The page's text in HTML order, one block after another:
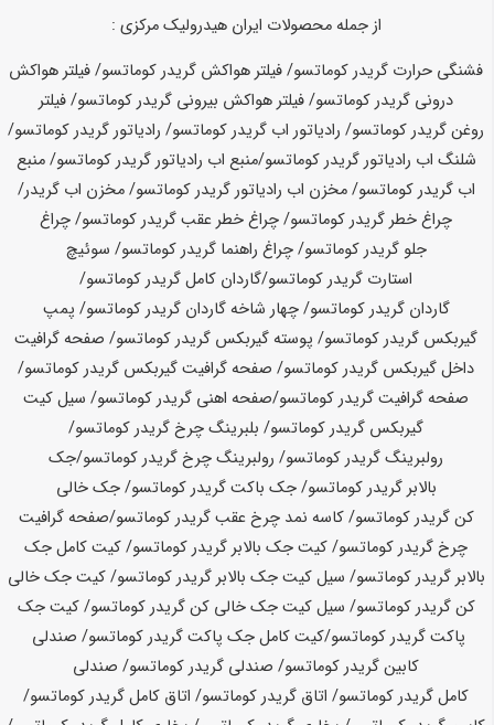
از جمله محصولات ایران هیدرولیک مرکزی :
فشنگی حرارت گریدر کوماتسو/ فیلتر هواکش گریدرکوماتسو/ فیلتر هواکش
درونی گریدرکوماتسو/ فیلتر هواکش بیرونی گریدرکوماتسو/ فیلتر
روغن گریدرکوماتسو/ رادیاتور اب گریدرکوماتسو/ رادیاتور گریدرکوماتسو/
شلنگ اب رادیاتور گریدرکوماتسو/منبع اب رادیاتور گریدرکوماتسو/ منبع
اب گریدرکوماتسو/ مخزن اب رادیاتور گریدرکوماتسو/ مخزن اب گریدر/
چراغ خطر گریدرکوماتسو/ چراغ خطر عقب گریدرکوماتسو/ چراغ
جلو گریدرکوماتسو/ چراغ راهنما گریدرکوماتسو/ سوئیچ
استارت گریدرکوماتسو/گاردان کامل گریدرکوماتسو/
گاردان گریدرکوماتسو/ چهار شاخه گاردان گریدرکوماتسو/ پمپ
گیربکس گریدرکوماتسو/ پوسته گیربکس گریدرکوماتسو/ صفحه گرافیت
داخل گیربکس گریدرکوماتسو/ صفحه گرافیت گیربکس گریدرکوماتسو/
صفحه گرافیت گریدرکوماتسو/صفحه اهنی گریدرکوماتسو/ سیل کیت
گیربکس گریدرکوماتسو/ بلبرینگ چرخ گریدرکوماتسو/
رولبرینگ گریدرکوماتسو/ رولبرینگ چرخ گریدرکوماتسو/جک
بالابر گریدرکوماتسو/ جک باکت گریدرکوماتسو/ جک خالی
کن گریدرکوماتسو/ کاسه نمد چرخ عقب گریدرکوماتسو/صفحه گرافیت
چرخ گریدرکوماتسو/ کیت جک بالابر گریدرکوماتسو/ کیت کامل جک
بالابر گریدرکوماتسو/ سیل کیت جک بالابر گریدرکوماتسو/ کیت جک خالی
کن گریدرکوماتسو/ سیل کیت جک خالی کن گریدرکوماتسو/ کیت جک
پاکت گریدرکوماتسو/کیت کامل جک پاکت گریدرکوماتسو/ صندلی
کابین گریدرکوماتسو/ صندلی گریدرکوماتسو/ صندلی
کامل گریدرکوماتسو/ اتاق گریدرکوماتسو/ اتاق کامل گریدرکوماتسو/